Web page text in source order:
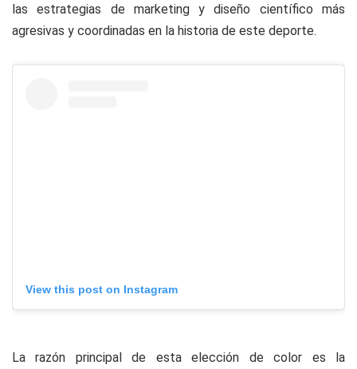
las estrategias de marketing y diseño científico más
agresivas y coordinadas en la historia de este deporte.
View this post on Instagram
La razón principal de esta elección de color es la